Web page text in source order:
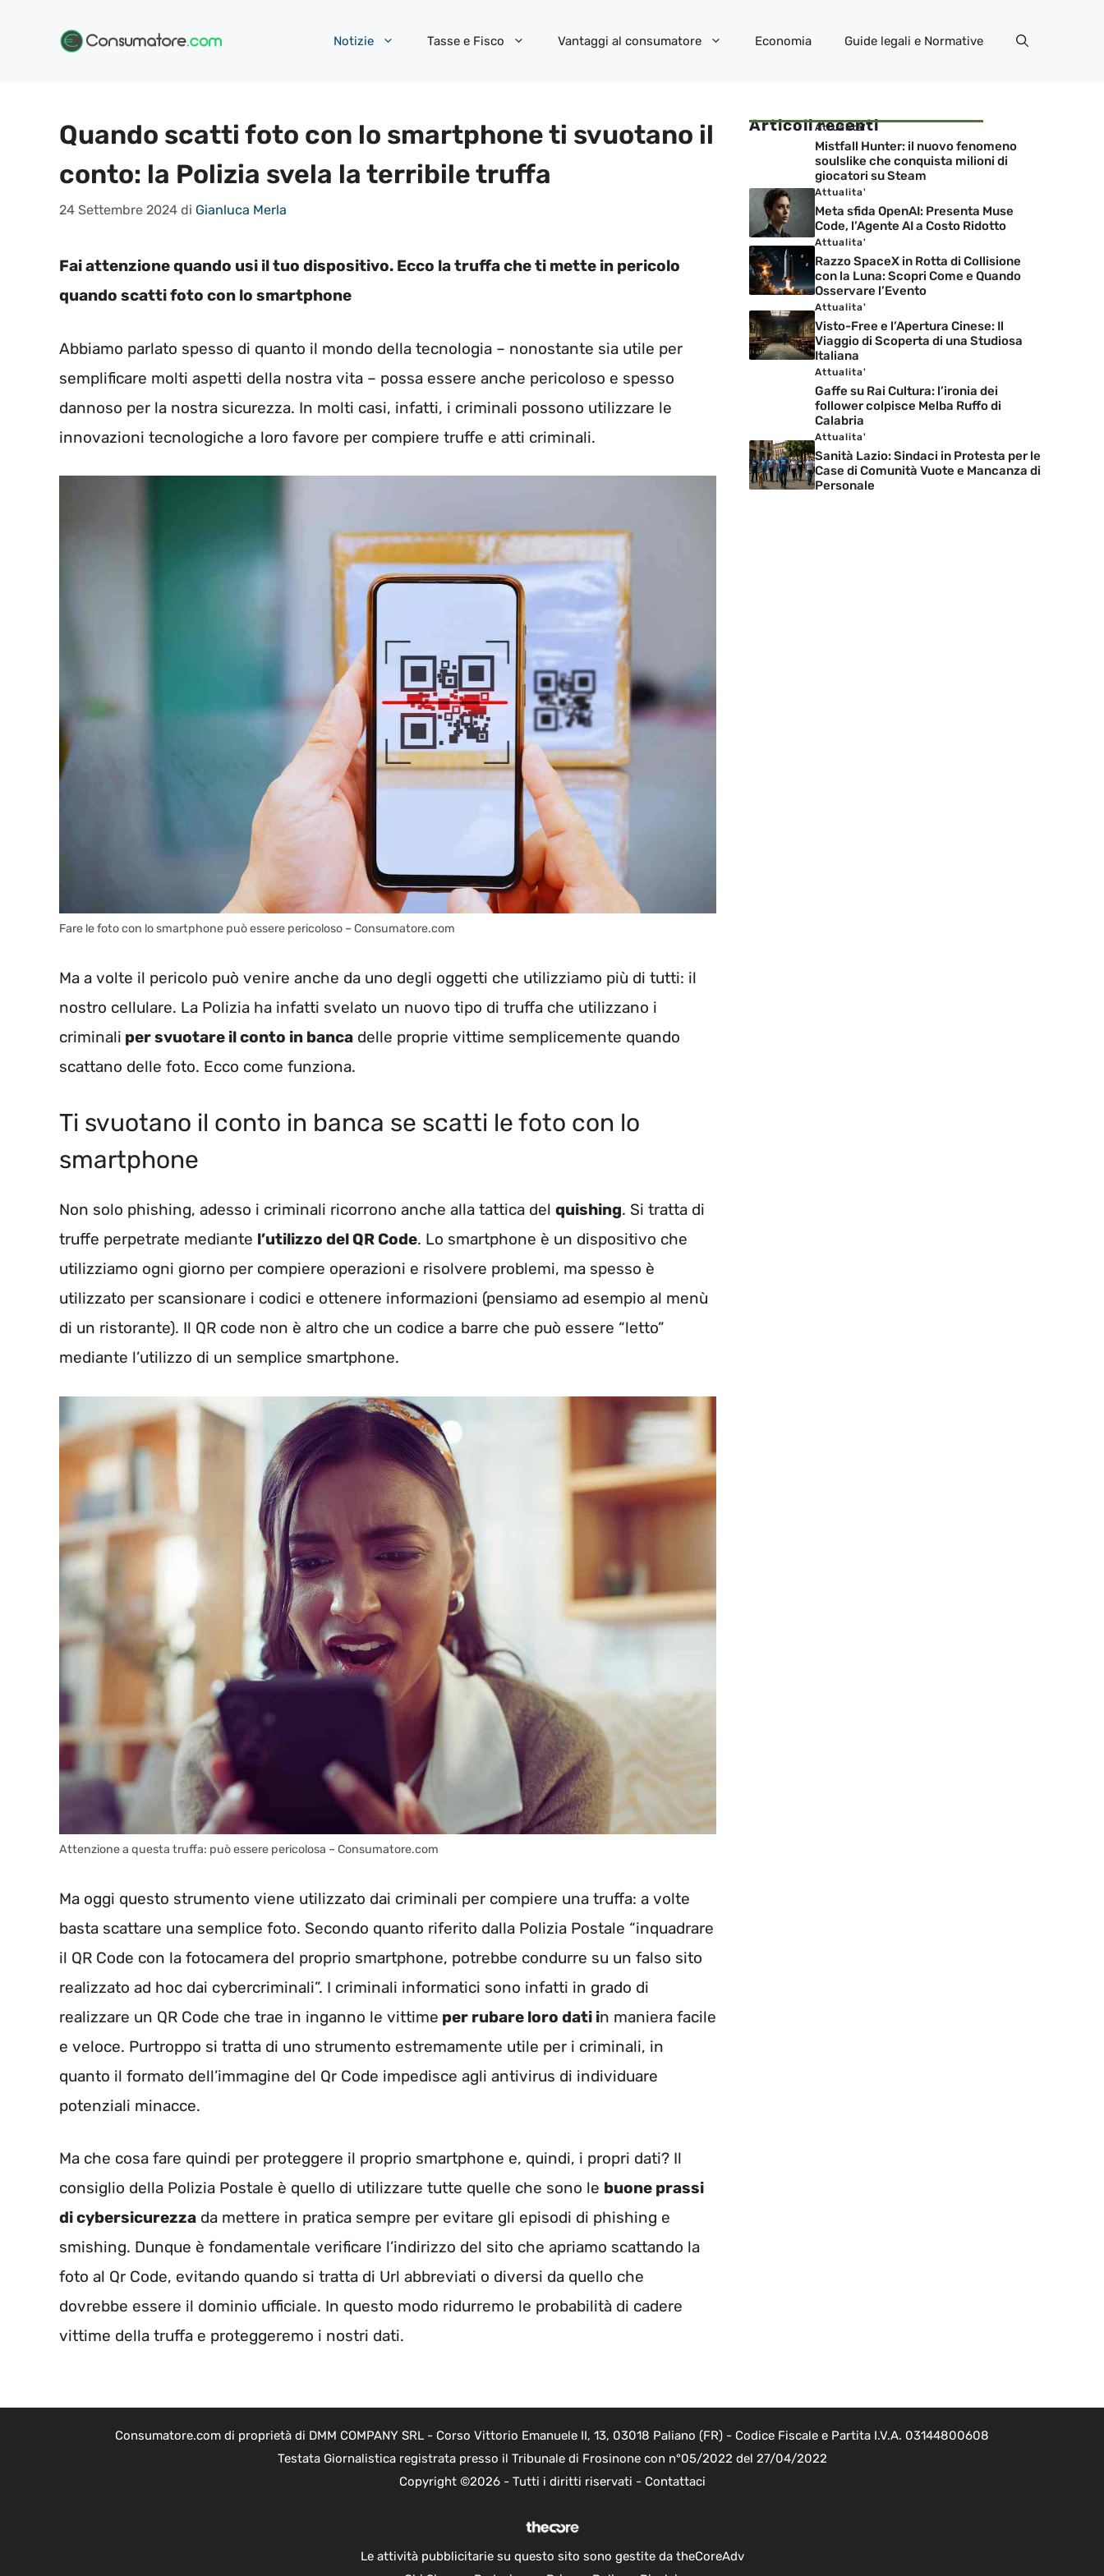
Notizie Tasse e Fisco Vantaggi al consumatore Economia Guide legali e Normative
Quando scatti foto con lo smartphone ti svuotano il
conto: la Polizia svela la terribile truffa
24 Settembre 2024 di Gianluca Merla
Fai attenzione quando usi il tuo dispositivo. Ecco la truffa che ti mette in pericolo
quando scatti foto con lo smartphone
Abbiamo parlato spesso di quanto il mondo della tecnologia – nonostante sia utile per
semplificare molti aspetti della nostra vita – possa essere anche pericoloso e spesso
dannoso per la nostra sicurezza. In molti casi, infatti, i criminali possono utilizzare le
innovazioni tecnologiche a loro favore per compiere truffe e atti criminali.
Fare le foto con lo smartphone può essere pericoloso – Consumatore.com
Ma a volte il pericolo può venire anche da uno degli oggetti che utilizziamo più di tutti: il
nostro cellulare. La Polizia ha infatti svelato un nuovo tipo di truffa che utilizzano i
criminali per svuotare il conto in banca delle proprie vittime semplicemente quando
scattano delle foto. Ecco come funziona.
Ti svuotano il conto in banca se scatti le foto con lo
smartphone
Non solo phishing, adesso i criminali ricorrono anche alla tattica del quishing. Si tratta di
truffe perpetrate mediante l’utilizzo del QR Code. Lo smartphone è un dispositivo che
utilizziamo ogni giorno per compiere operazioni e risolvere problemi, ma spesso è
utilizzato per scansionare i codici e ottenere informazioni (pensiamo ad esempio al menù
di un ristorante). Il QR code non è altro che un codice a barre che può essere “letto”
mediante l’utilizzo di un semplice smartphone.
Attenzione a questa truffa: può essere pericolosa – Consumatore.com
Ma oggi questo strumento viene utilizzato dai criminali per compiere una truffa: a volte
basta scattare una semplice foto. Secondo quanto riferito dalla Polizia Postale “inquadrare
il QR Code con la fotocamera del proprio smartphone, potrebbe condurre su un falso sito
realizzato ad hoc dai cybercriminali”. I criminali informatici sono infatti in grado di
realizzare un QR Code che trae in inganno le vittime per rubare loro dati in maniera facile
e veloce. Purtroppo si tratta di uno strumento estremamente utile per i criminali, in
quanto il formato dell’immagine del Qr Code impedisce agli antivirus di individuare
potenziali minacce.
Ma che cosa fare quindi per proteggere il proprio smartphone e, quindi, i propri dati? Il
consiglio della Polizia Postale è quello di utilizzare tutte quelle che sono le buone prassi
di cybersicurezza da mettere in pratica sempre per evitare gli episodi di phishing e
smishing. Dunque è fondamentale verificare l’indirizzo del sito che apriamo scattando la
foto al Qr Code, evitando quando si tratta di Url abbreviati o diversi da quello che
dovrebbe essere il dominio ufficiale. In questo modo ridurremo le probabilità di cadere
vittime della truffa e proteggeremo i nostri dati.
Articoli recenti
Attualita'
Mistfall Hunter: il nuovo fenomeno
soulslike che conquista milioni di
giocatori su Steam
Attualita'
Meta sfida OpenAI: Presenta Muse
Code, l’Agente AI a Costo Ridotto
Attualita'
Razzo SpaceX in Rotta di Collisione
con la Luna: Scopri Come e Quando
Osservare l’Evento
Attualita'
Visto-Free e l’Apertura Cinese: Il
Viaggio di Scoperta di una Studiosa
Italiana
Attualita'
Gaffe su Rai Cultura: l’ironia dei
follower colpisce Melba Ruffo di
Calabria
Attualita'
Sanità Lazio: Sindaci in Protesta per le
Case di Comunità Vuote e Mancanza di
Personale
Consumatore.com di proprietà di DMM COMPANY SRL - Corso Vittorio Emanuele II, 13, 03018 Paliano (FR) - Codice Fiscale e Partita I.V.A. 03144800608
Testata Giornalistica registrata presso il Tribunale di Frosinone con n°05/2022 del 27/04/2022
Copyright ©2026 - Tutti i diritti riservati - Contattaci
Le attività pubblicitarie su questo sito sono gestite da theCoreAdv